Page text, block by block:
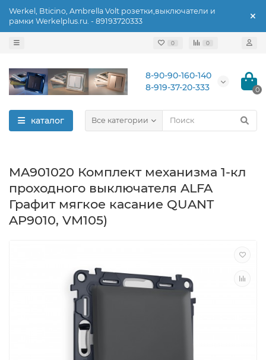
Werkel, Bticino, Ambrella Volt розетки,выключатели и
рамки Werkelplus.ru. - 89193720333
0 0
8-90-90-160-140
8-919-37-20-333
0
каталог Все категории
MA901020 Комплект механизма 1-кл
проходного выключателя ALFA
Графит мягкое касание QUANT
AP9010, VM105)